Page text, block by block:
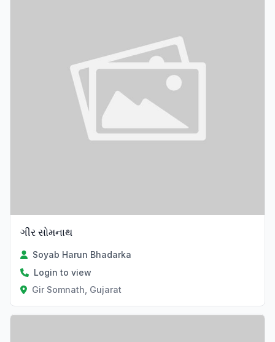
ગીર સોમનાથ
Soyab Harun Bhadarka
Login to view
Gir Somnath, Gujarat